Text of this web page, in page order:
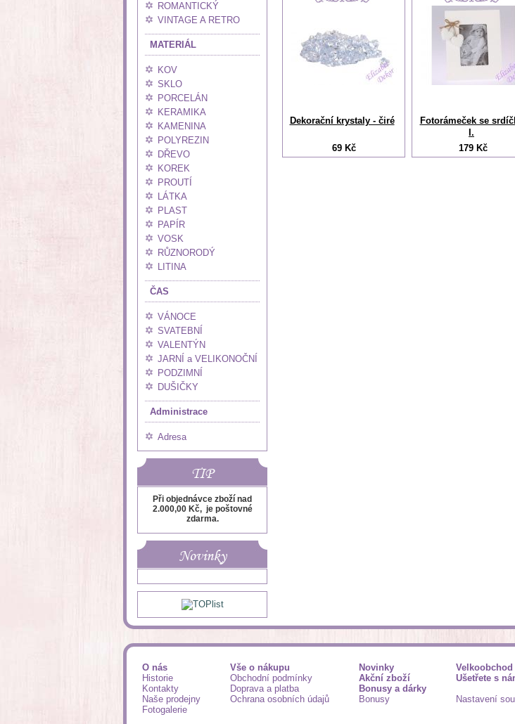
ROMANTICKÝ
VINTAGE A RETRO
MATERIÁL
KOV
SKLO
PORCELÁN
KERAMIKA
KAMENINA
POLYREZIN
DŘEVO
KOREK
PROUTÍ
LÁTKA
PLAST
PAPÍR
VOSK
RŮZNORODÝ
LITINA
ČAS
VÁNOCE
SVATEBNÍ
VALENTÝN
JARNÍ a VELIKONOČNÍ
PODZIMNÍ
DUŠIČKY
Administrace
Adresa
TIP
Při objednávce zboží nad
2.000,00 Kč, je poštovné
zdarma.
Novinky
Dekorační krystaly - čiré
69 Kč
Fotorámeček se
I.
179 Kč
O nás
Historie
Kontakty
Naše prodejny
Fotogalerie
Vše o nákupu
Obchodní podmínky
Doprava a platba
Ochrana osobních údajů
Novinky
Akční zboží
Bonusy a dárky
Bonusy
Velkoobchod
Ušetřete s
Nastavení